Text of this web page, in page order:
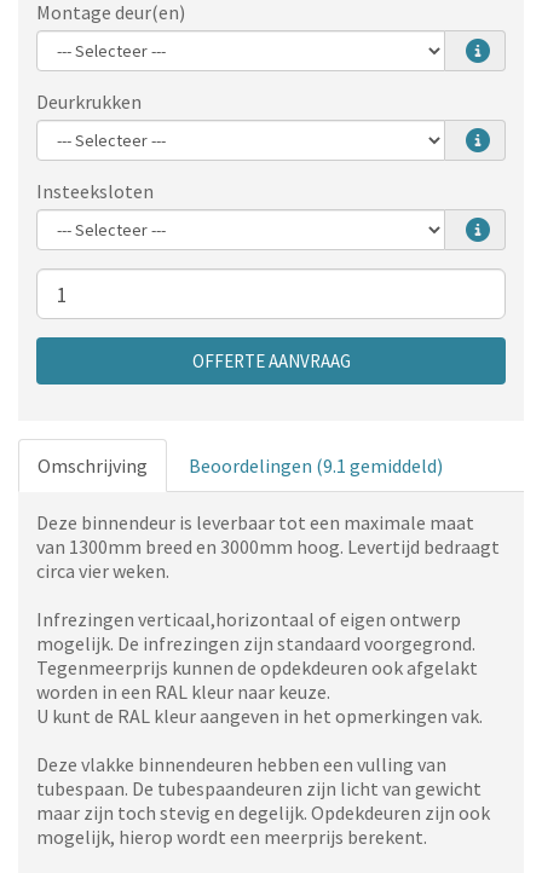
Montage deur(en)
Deurkrukken
Insteeksloten
Aantal
OFFERTE AANVRAAG
Omschrijving Beoordelingen (9.1 gemiddeld)
Deze binnendeur is leverbaar tot een maximale maat
van 1300mm breed en 3000mm hoog. Levertijd bedraagt
circa vier weken.
Infrezingen verticaal,horizontaal of eigen ontwerp
mogelijk. De infrezingen zijn standaard voorgegrond.
Tegenmeerprijs kunnen de opdekdeuren ook afgelakt
worden in een RAL kleur naar keuze.
U kunt de RAL kleur aangeven in het opmerkingen vak.
Deze vlakke binnendeuren hebben een vulling van
tubespaan. De tubespaandeuren zijn licht van gewicht
maar zijn toch stevig en degelijk. Opdekdeuren zijn ook
mogelijk, hierop wordt een meerprijs berekent.